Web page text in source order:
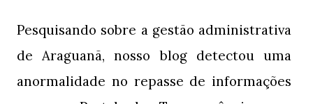
Pesquisando sobre a gestão administrativa
de Araguanã, nosso blog detectou uma
anormalidade no repasse de informações